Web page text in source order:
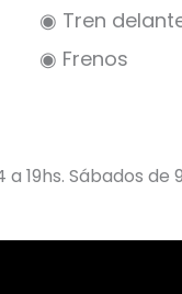
◉ Tren
◉ Frenos
a 19hs. Sábados de